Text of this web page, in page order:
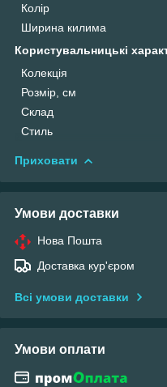
Колір
Ширина килима
Користувальницькі
Колекція
Розмір, см
Склад
Стиль
Приховати
Умови доставки
Нова Пошта
Доставка кур'єром
Всі умови доставки
Умови оплати